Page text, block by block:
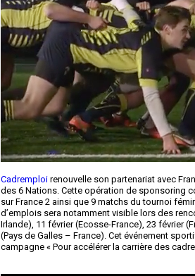
Cadremploi renouvelle son partenariat avec
des 6 Nations. Cette opération de sponsoring
sur France 2 ainsi que 9 matchs du tournoi
d’emplois sera notamment visible lors des
Irlande), 11 février (Ecosse-France), 23 février
(Pays de Galles – France). Cet événement
campagne « Pour accélérer la carrière des